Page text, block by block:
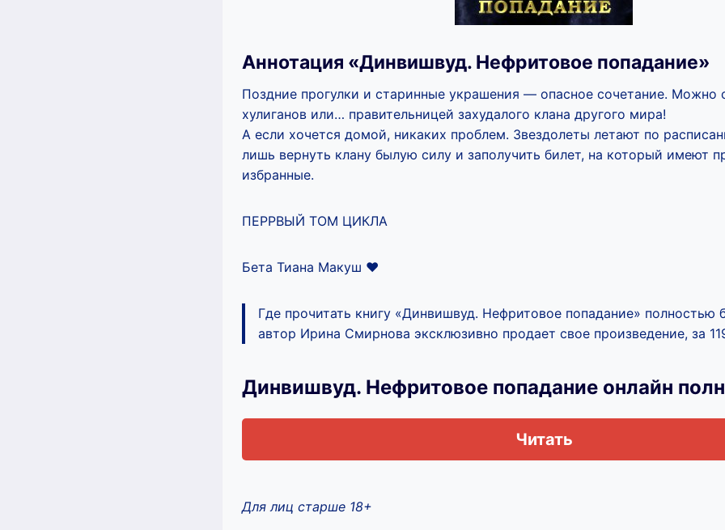
Аннотация «Динвишвуд. Нефритовое попадание»
Поздние прогулки и старинные украшения — опасное сочетание. Можно
хулиганов или… правительницей захудалого клана другого мира!
А если хочется домой, никаких проблем. Звездолеты летают по
лишь вернуть клану былую силу и заполучить билет, на который имеют
избранные.
ПЕРРВЫЙ ТОМ ЦИКЛА
Бета Тиана Макуш ❤️
Где прочитать книгу «Динвишвуд. Нефритовое попадание» полностью
автор Ирина Смирнова эксклюзивно продает свое произведение, за
Динвишвуд. Нефритовое попадание онлайн
Читать
Для лиц старше 18+